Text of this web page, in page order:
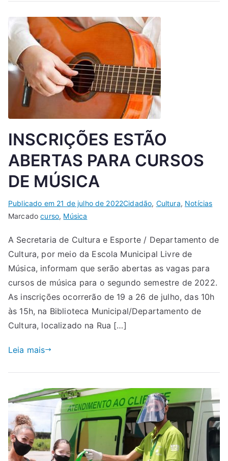
INSCRIÇÕES ESTÃO
ABERTAS PARA CURSOS
DE MÚSICA
Publicado em 21 de julho de 2022Cidadão, Cultura, Notícias
Marcadocurso, Música
A Secretaria de Cultura e Esporte / Departamento de
Cultura, por meio da Escola Municipal Livre de
Música, informam que serão abertas as vagas para
cursos de música para o segundo semestre de 2022.
As inscrições ocorrerão de 19 a 26 de julho, das 10h
às 15h, na Biblioteca Municipal/Departamento de
Cultura, localizado na Rua […]
Leia mais